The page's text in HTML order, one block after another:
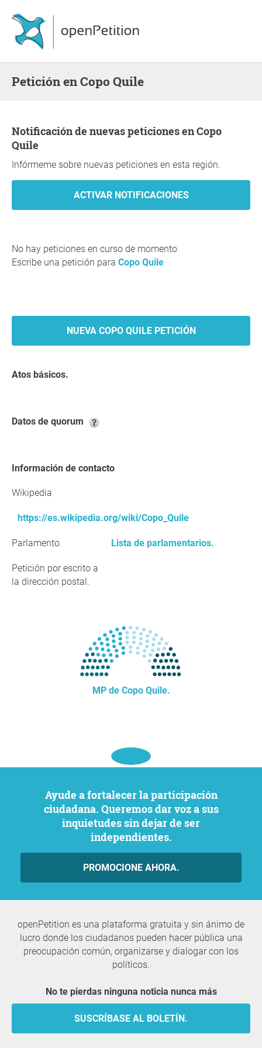
Petición en Copo Quile
Notificación de nuevas peticiones en Copo
Quile
Infórmeme sobre nuevas peticiones en esta región.
No hay peticiones en curso de momento
Escribe una petición para Copo Quile
NUEVA COPO QUILE PETICIÓN
Atos básicos.
Datos de quorum
Información de contacto
Wikipedia
https://es.wikipedia.org/wiki/Copo_Quile
Parlamento. Lista de parlamentarios.
Petición por escrito a
la dirección postal.
MP de Copo Quile.
Ayude a fortalecer la participación
ciudadana. Queremos dar voz a sus
inquietudes sin dejar de ser
independientes.
PROMOCIONE AHORA.
openPetition es una plataforma gratuita y sin ánimo de
lucro donde los ciudadanos pueden hacer pública una
preocupación común, organizarse y dialogar con los
políticos.
No te pierdas ninguna noticia nunca más
SUSCRÍBASE AL BOLETÍN.